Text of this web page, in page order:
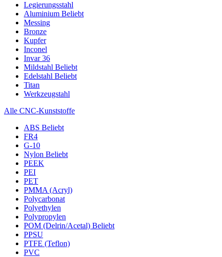
Legierungsstahl
Aluminium Beliebt
Messing
Bronze
Kupfer
Inconel
Invar 36
Mildstahl Beliebt
Edelstahl Beliebt
Titan
Werkzeugstahl
Alle CNC-Kunststoffe
ABS Beliebt
FR4
G-10
Nylon Beliebt
PEEK
PEI
PET
PMMA (Acryl)
Polycarbonat
Polyethylen
Polypropylen
POM (Delrin/Acetal) Beliebt
PPSU
PTFE (Teflon)
PVC